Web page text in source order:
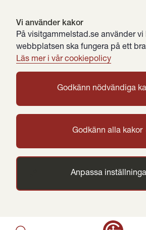
Vi använder kakor
På visitgammelstad.se använder vi
webbplatsen ska fungera på ett
Läs mer i vår cookiepolicy
Godkänn nödvändiga
Godkänn alla kakor
Anpassa